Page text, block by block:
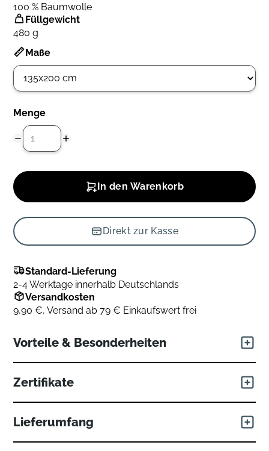
100 % Baumwolle
Füllgewicht
480 g
Maße
Menge
In den Warenkorb
Direkt zur Kasse
Standard-Lieferung
2-4 Werktage innerhalb Deutschlands
Versandkosten
9,90 €, Versand ab 79 € Einkaufswert frei
Vorteile & Besonderheiten
biologischer Abbau der Materialien garantiert.
Luxuriöser Mako-Satin Bezugsstoff in silbergrau
Hochwertige Moschus-Daunen – für mehr Wärme
Exzellente Klimaregulation
Zertifikate
Lieferumfang